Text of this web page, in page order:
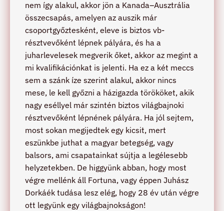
nem így alakul, akkor jön a Kanada–Ausztrália
összecsapás, amelyen az auszik már
csoportgyőztesként, eleve is biztos vb-
résztvevőként lépnek pályára, és ha a
juharlevelesek megverik őket, akkor az megint a
mi kvalifikációnkat is jelenti. Ha ez a két meccs
sem a szánk íze szerint alakul, akkor nincs
mese, le kell győzni a házigazda törököket, akik
nagy eséllyel már szintén biztos világbajnoki
résztvevőként lépnének pályára. Ha jól sejtem,
most sokan megijedtek egy kicsit, mert
eszünkbe juthat a magyar betegség, vagy
balsors, ami csapatainkat sújtja a legélesebb
helyzetekben. De higgyünk abban, hogy most
végre mellénk áll Fortuna, vagy éppen Juhász
Dorkáék tudása lesz elég, hogy 28 év után végre
ott legyünk egy világbajnokságon!